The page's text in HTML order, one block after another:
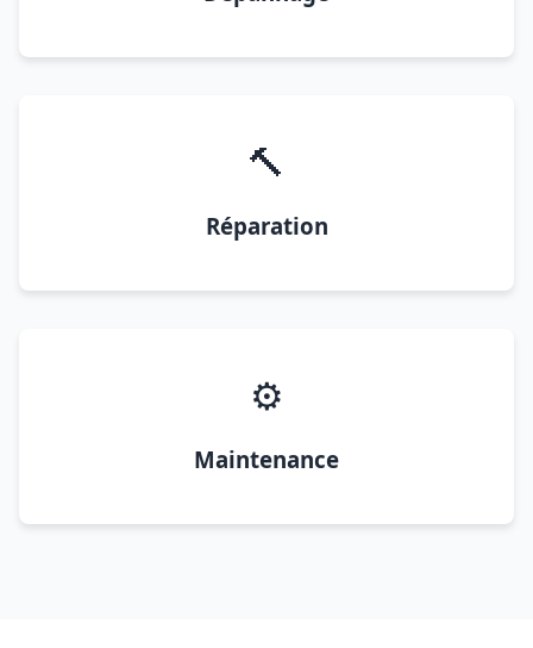
🔨
Réparation
⚙️
Maintenance